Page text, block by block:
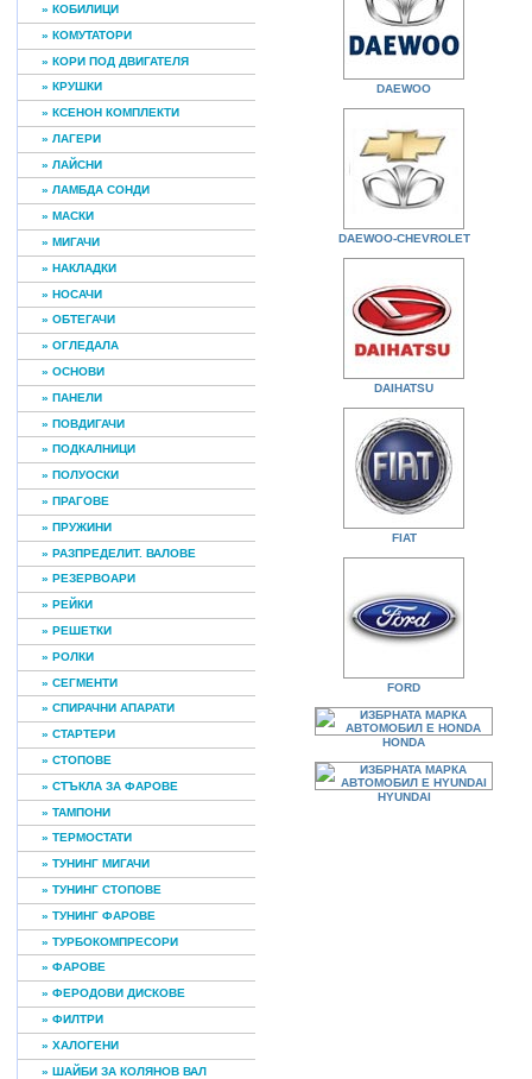
» КОБИЛИЦИ
» КОМУТАТОРИ
» КОРИ ПОД ДВИГАТЕЛЯ
» КРУШКИ
» КСЕНОН КОМПЛЕКТИ
» ЛАГЕРИ
» ЛАЙСНИ
» ЛАМБДА СОНДИ
» МАСКИ
» МИГАЧИ
» НАКЛАДКИ
» НОСАЧИ
» ОБТЕГАЧИ
» ОГЛЕДАЛА
» ОСНОВИ
» ПАНЕЛИ
» ПОВДИГАЧИ
» ПОДКАЛНИЦИ
» ПОЛУОСКИ
» ПРАГОВЕ
» ПРУЖИНИ
» РАЗПРЕДЕЛИТ. ВАЛОВЕ
» РЕЗЕРВОАРИ
» РЕЙКИ
» РЕШЕТКИ
» РОЛКИ
» СЕГМЕНТИ
» СПИРАЧНИ АПАРАТИ
» СТАРТЕРИ
» СТОПОВЕ
» СТЪКЛА ЗА ФАРОВЕ
» ТАМПОНИ
» ТЕРМОСТАТИ
» ТУНИНГ МИГАЧИ
» ТУНИНГ СТОПОВЕ
» ТУНИНГ ФАРОВЕ
» ТУРБОКОМПРЕСОРИ
» ФАРОВЕ
» ФЕРОДОВИ ДИСКОВЕ
» ФИЛТРИ
» ХАЛОГЕНИ
» ШАЙБИ ЗА КОЛЯНОВ ВАЛ
DAEWOO
DAEWOO-CHEVROLET
DAIHATSU
FIAT
FORD
HONDA
HYUNDAI